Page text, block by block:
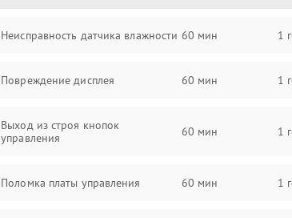
Неисправность датчика влажности 60 мин 1
Повреждение дисплея 60 мин 1
Выход из строя кнопок
управления
60 мин 1
Поломка платы управления 60 мин 1